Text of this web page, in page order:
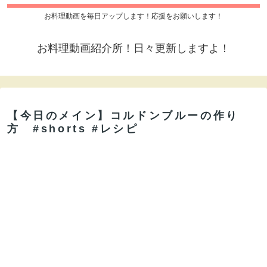
お料理動画を毎日アップします！応援をお願いします！
お料理動画紹介所！日々更新しますよ！
【今日のメイン】コルドンブルーの作り
方 #shorts #レシピ